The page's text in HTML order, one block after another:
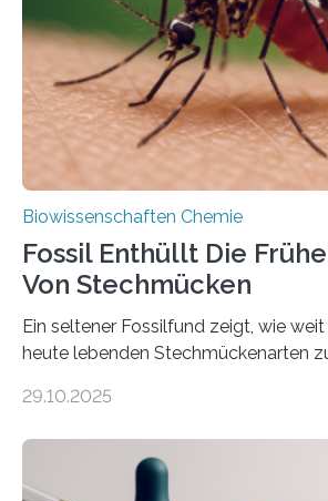
Süßwasseralge
dieser Gruppe bilden aus Zellfäden
mit scheibenförmiger Gestalt. Was
nächsten…
Biowissenschaften Chemie
Fossil Enthüllt Die
Von Stechmücken
Ein seltener Fossilfund zeigt, wie
heute lebenden Stechmückenarten
Forschende die bisher älteste
Region Kachin in Myanmar und hat
ausgezeichnetem Zustand erhalten.
29.10.2025